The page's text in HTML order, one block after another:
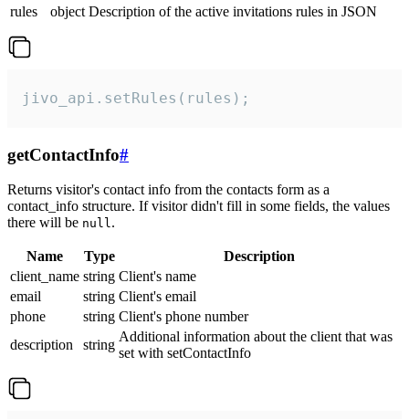
rules
object Description of the active invitations rules in JSON
jivo_api.setRules(rules);
getContactInfo#
Returns visitor's contact info from the contacts form as a
contact_info structure. If visitor didn't fill in some fields, the values
there will be null.
Name Type
Description
client_name string Client's name
email
string Client's email
phone
string Client's phone number
description
string
Additional information about the client that was
set with setContactInfo